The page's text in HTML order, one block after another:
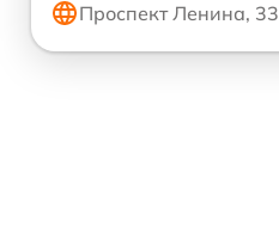
Проспект Ленина, 33